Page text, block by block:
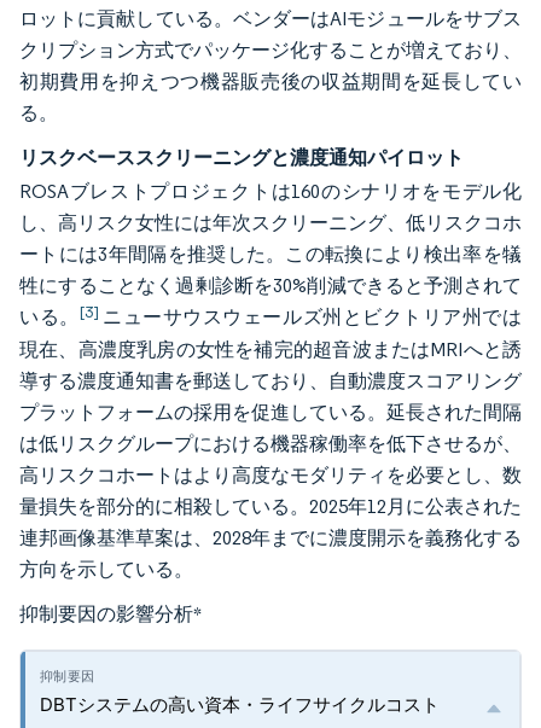
ロットに貢献している。ベンダーはAIモジュールをサブス
クリプション方式でパッケージ化することが増えており、
初期費用を抑えつつ機器販売後の収益期間を延長してい
る。
リスクベーススクリーニングと濃度通知パイロット
ROSAブレストプロジェクトは160のシナリオをモデル化
し、高リスク女性には年次スクリーニング、低リスクコホ
ートには3年間隔を推奨した。この転換により検出率を犠
牲にすることなく過剰診断を30%削減できると予測されて
いる。 [3] ニューサウスウェールズ州とビクトリア州では
現在、高濃度乳房の女性を補完的超音波またはMRIへと誘
導する濃度通知書を郵送しており、自動濃度スコアリング
プラットフォームの採用を促進している。延長された間隔
は低リスクグループにおける機器稼働率を低下させるが、
高リスクコホートはより高度なモダリティを必要とし、数
量損失を部分的に相殺している。2025年12月に公表された
連邦画像基準草案は、2028年までに濃度開示を義務化する
方向を示している。
抑制要因の影響分析*
DBTシステムの高い資本・ライフサイクルコスト